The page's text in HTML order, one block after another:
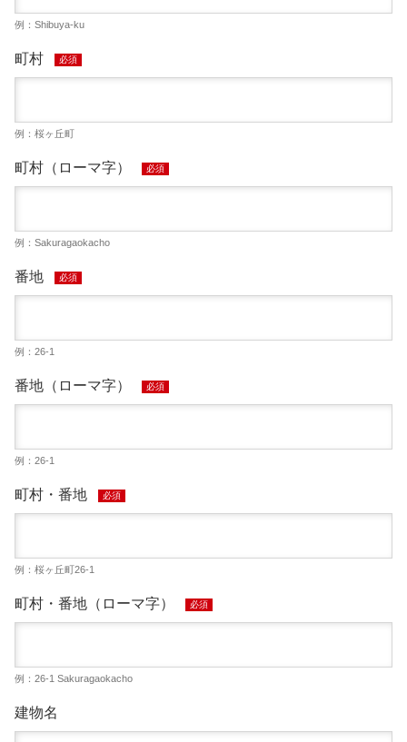
例：Shibuya-ku
町村 必須
例：桜ヶ丘町
町村（ローマ字） 必須
例：Sakuragaokacho
番地 必須
例：26-1
番地（ローマ字） 必須
例：26-1
町村・番地 必須
例：桜ヶ丘町26-1
町村・番地（ローマ字） 必須
例：26-1 Sakuragaokacho
建物名